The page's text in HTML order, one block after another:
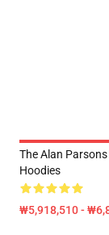
The Alan
Hoodies
₩5,918,510 -